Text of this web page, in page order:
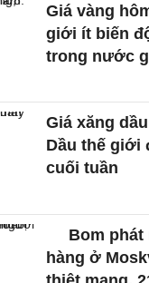
Giá vàng
giới ít biến
trong nước
Giá xăng
Dầu thế giới
cuối tuần
Bom phát
hàng ở